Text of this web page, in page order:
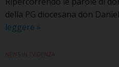
della PG diocesana don
leggere Tre
uno.
»
NEWS IN EVIDENZA